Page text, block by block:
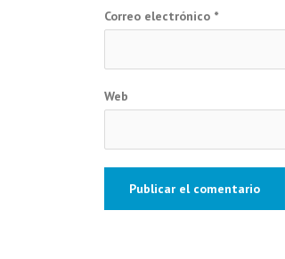
Correo electrónico *
Web